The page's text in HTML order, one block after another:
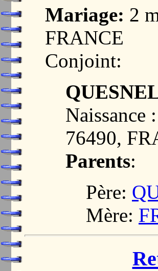
Mariage: 2
FRANCE
Conjoint:
Naissance
76490,
Parents:
Père:
Mère: